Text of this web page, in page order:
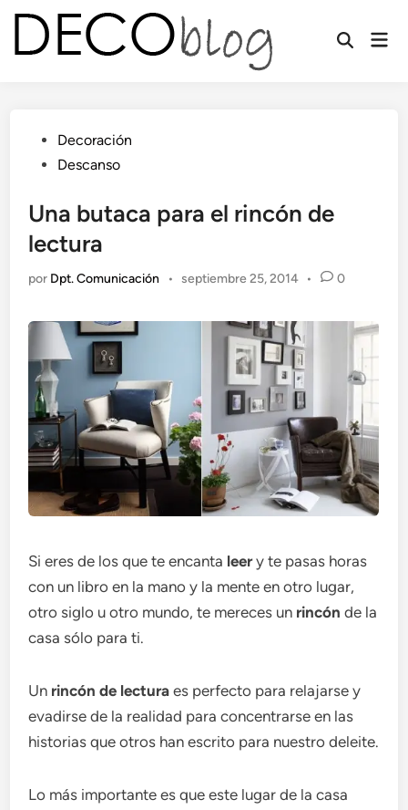
Saltar
contenido
Publicado
en
Decoración
Descanso
Una butaca para el rincón de
lectura
por Dpt. Comunicación • septiembre 25, 2014 • 0
Si eres de los que te encanta leery te pasas horas
con un libro en la mano y la mente en otro lugar,
otro siglo u otro mundo, te mereces un rincón de la
casa sólo para ti.
Un rincón de lectura es perfecto para relajarse y
evadirse de la realidad para concentrarse en las
historias que otros han escrito para nuestro deleite.
Lo más importante es que este lugar de la casa